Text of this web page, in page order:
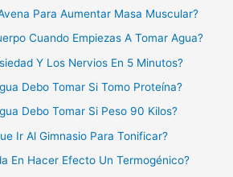
Para Aumentar Masa Muscular?
Cuando Empiezas A Tomar Agua?
Y Los Nervios En 5 Minutos?
Debo Tomar Si Tomo Proteína?
Debo Tomar Si Peso 90 Kilos?
Ir Al Gimnasio Para Tonificar?
En Hacer Efecto Un Termogénico?